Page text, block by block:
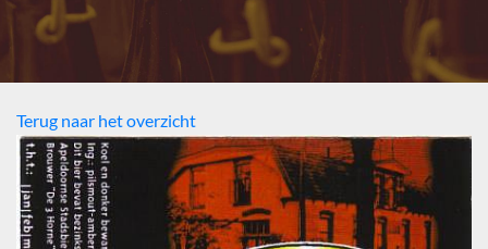
Bezoekers
Terug naar het overzicht